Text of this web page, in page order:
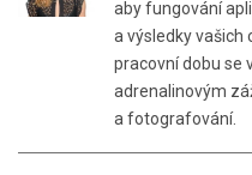
aby fungování
a výsledky vašich
pracovní dobu se
adrenalinovým
a fotografování.